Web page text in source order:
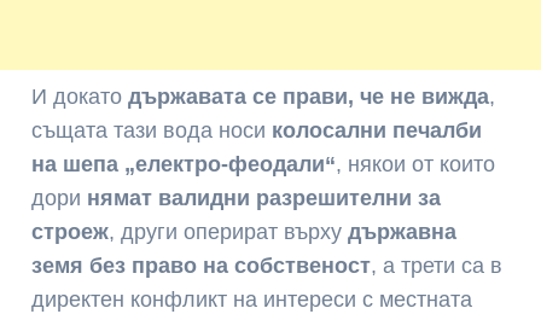
И докатодържавата се прави, че не вижда,
същата тази вода носи колосални печалби
на шепа „електро-феодали“, някои от които
дори нямат валидни разрешителни за
строеж, други оперират върхудържавна
земя без право на собственост, а трети са в
директен конфликт на интереси с местната